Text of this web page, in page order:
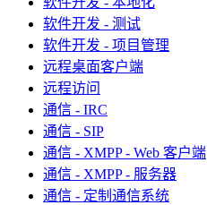
软件开发 - 测试
软件开发 - 项目管理
远程桌面客户端
远程访问
通信 - IRC
通信 - SIP
通信 - XMPP - Web 客户端
通信 - XMPP - 服务器
通信 - 定制通信系统